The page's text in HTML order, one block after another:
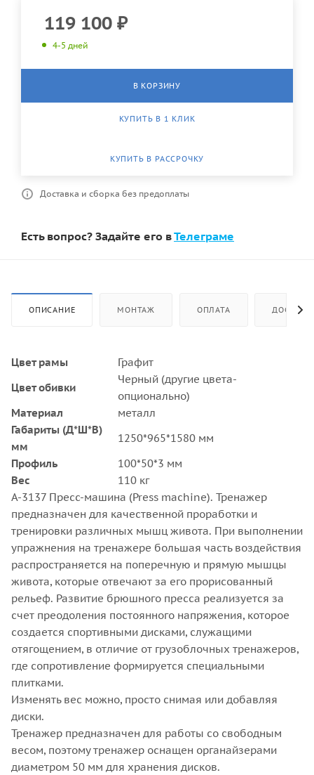
119 100 ₽
4-5 дней
В КОРЗИНУ
КУПИТЬ В 1 КЛИК
КУПИТЬ В РАССРОЧКУ
Доставка и сборка без предоплаты
Есть вопрос? Задайте его вТелеграме
ОПИСАНИЕ МОНТАЖ ОПЛАТА
Цвет рамы
Графит
Цвет обивки
Черный (другие цвета-
опционально)
Материал
металл
Габариты (Д*Ш*В)
мм
1250*965*1580 мм
Профиль
100*50*3 мм
Вес
110 кг
A-3137 Пресс-машина (Press machine). Тренажер
предназначен для качественной проработки и
тренировки различных мышц живота. При выполнении
упражнения на тренажере большая часть воздействия
распространяется на поперечную и прямую мышцы
живота, которые отвечают за его прорисованный
рельеф. Развитие брюшного пресса реализуется за
счет преодоления постоянного напряжения, которое
создается спортивными дисками, служащими
отягощением, в отличие от грузоблочных тренажеров,
где сопротивление формируется специальными
плитками.
Изменять вес можно, просто снимая или добавляя
диски.
Тренажер предназначен для работы со свободным
весом, поэтому тренажер оснащен органайзерами
диаметром 50 мм для хранения дисков.